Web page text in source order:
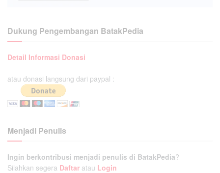
Dukung Pengembangan BatakPedia
Detail Informasi Donasi
atau donasi langsung dari paypal :
Menjadi Penulis
Ingin berkontribusi menjadi penulis di BatakPedia?
Silahkan segera Daftar atau Login